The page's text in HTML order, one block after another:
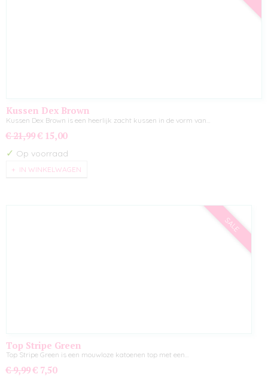
Kussen Dex Brown
Kussen Dex Brown is een heerlijk zacht kussen in de vorm van…
€ 21,99 € 15,00
✓ Op voorraad
IN WINKELWAGEN
SALE
Top Stripe Green
Top Stripe Green is een mouwloze katoenen top met een…
€ 9,99 € 7,50